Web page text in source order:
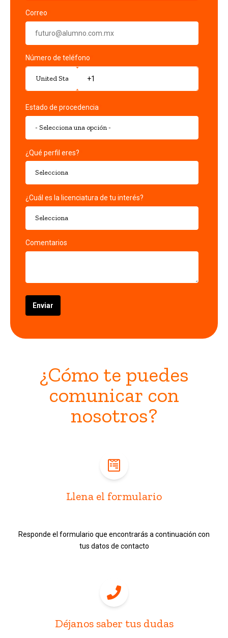
Correo
Número de teléfono
Estado de procedencia
¿Qué perfil eres?
¿Cuál es la licenciatura de tu interés?
Comentarios
¿Cómo te puedes
comunicar con
nosotros?
Llena el formulario
Responde el formulario que encontrarás a continuación con
tus datos de contacto
Déjanos saber tus dudas